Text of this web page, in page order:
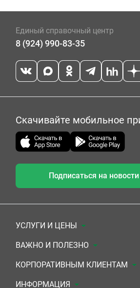
Единый справочный центр
8 (924) 990-83-35
Скачивайте мобильное
Подписаться на
УСЛУГИ И ЦЕНЫ
Анализы
Комплексы
УЗИ
ВАЖНО И ПОЛЕЗНО
Документы для заключения
Система скидок
КОРПОРАТИВНЫМ КЛИЕНТАМ
Медицинским организациям
ИНФОРМАЦИЯ